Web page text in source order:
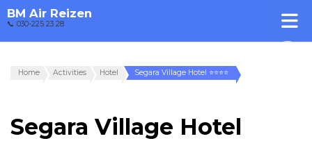
BM Air Reizen
📞 030-225 23 28
Home Activities Hotel Segara Village Hotel ⭐⭐⭐⭐
Segara Village Hotel